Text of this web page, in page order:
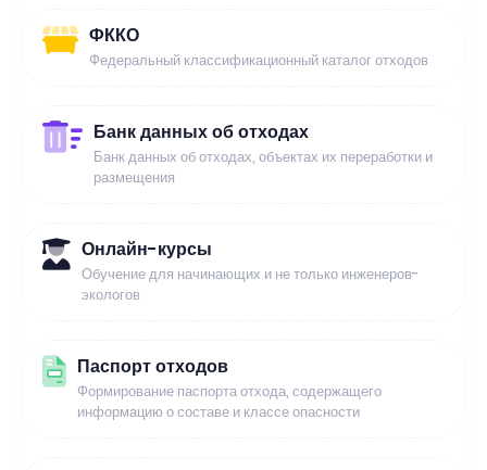
ФККО
Федеральный классификационный каталог отходов
Банк данных об отходах
Банк данных об отходах, объектах их переработки и
размещения
Онлайн-курсы
Обучение для начинающих и не только инженеров-
экологов
Паспорт отходов
Формирование паспорта отхода, содержащего
информацию о составе и классе опасности